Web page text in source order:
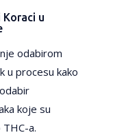
u
odabirom
u procesu kako
koje su
a.